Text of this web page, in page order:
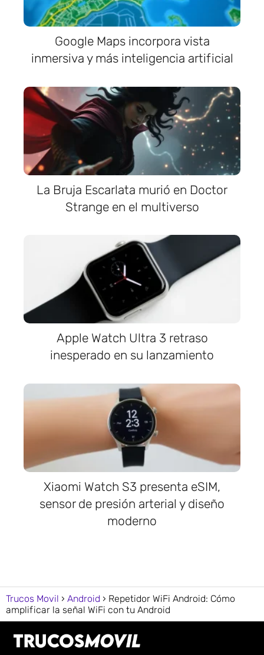
Google Maps incorpora vista
inmersiva y más inteligencia artificial
La Bruja Escarlata murió en Doctor
Strange en el multiverso
Apple Watch Ultra 3 retraso
inesperado en su lanzamiento
Xiaomi Watch S3 presenta eSIM,
sensor de presión arterial y diseño
moderno
Trucos Movil Android
Repetidor WiFi Android: Cómo
amplificar la señal WiFi con tu Android